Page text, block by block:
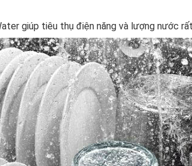
giúp tiêu thụ điện năng và lượng nước